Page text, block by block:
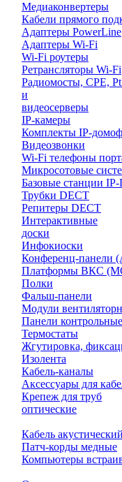
Медиаконвертеры
Кабели прямого
Адаптеры PowerLine
Адаптеры Wi-Fi
Wi-Fi роутеры
Ретрансляторы Wi-Fi
Радиомосты, CPE,
видеосерверы
IP-камеры
Комплекты IP-
Видеозвонки
Wi-Fi телефоны
Микросотовые
Базовые станции
Трубки DECT
Репитеры DECT
Интерактивные
доски
Инфокиоски
Конференц-панели
Платформы ВКС
Полки
Фальш-панели
Модули
Панели контрольные
Термостаты
Жгутировка,
Изолента
Кабель-каналы
Аксессуары для
Крепеж для труб
оптические
Кабель акустический
Патч-корды медные
Компьютеры